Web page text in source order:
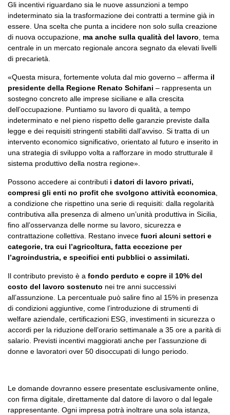
Gli incentivi riguardano sia le nuove assunzioni a tempo
indeterminato sia la trasformazione dei contratti a termine già in
essere. Una scelta che punta a incidere non solo sulla creazione
di nuova occupazione, ma anche sulla qualità del lavoro , tema
centrale in un mercato regionale ancora segnato da elevati livelli
di precarietà.
«Questa misura, fortemente voluta dal mio governo – afferma il
presidente della Regione Renato Schifani – rappresenta un
sostegno concreto alle imprese siciliane e alla crescita
dell’occupazione. Puntiamo su lavoro di qualità, a tempo
indeterminato e nel pieno rispetto delle garanzie previste dalla
legge e dei requisiti stringenti stabiliti dall’avviso. Si tratta di un
intervento economico significativo, orientato al futuro e inserito in
una strategia di sviluppo volta a rafforzare in modo strutturale il
sistema produttivo della nostra regione».
Possono accedere ai contributi i datori di lavoro privati,
compresi gli enti no profit che svolgono attività economica
a condizione che rispettino una serie di requisiti: dalla regolarità
contributiva alla presenza di almeno un’unità produttiva in Sicilia,
fino all’osservanza delle norme su lavoro, sicurezza e
contrattazione collettiva. Restano invece fuori alcuni settori e
categorie, tra cui l’agricoltura, fatta eccezione per
l’agroindustria, e specifici enti pubblici o assimilati.
Il contributo previsto è a fondo perduto e copre il 10% del
costo del lavoro sostenuto nei tre anni successivi
all’assunzione. La percentuale può salire fino al 15% in presenza
di condizioni aggiuntive, come l’introduzione di strumenti di
welfare aziendale, certificazioni ESG, investimenti in sicurezza o
accordi per la riduzione dell’orario settimanale a 35 ore a parità di
salario. Previsti incentivi maggiorati anche per l’assunzione di
donne e lavoratori over 50 disoccupati di lungo periodo.
Le domande dovranno essere presentate esclusivamente online,
con firma digitale, direttamente dal datore di lavoro o dal legale
rappresentante. Ogni impresa potrà inoltrare una sola istanza,